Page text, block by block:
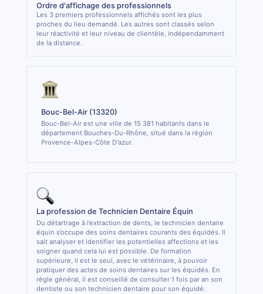
Ordre d'affichage des professionnels
Les 3 premiers professionnels affichés sont les plus
proches du lieu demandé. Les autres sont classés selon
leur réactivité et leur niveau de clientèle, indépendamment
de la distance.
Bouc-Bel-Air (13320)
Bouc-Bel-Air est une ville de 15 381 habitants dans le
département Bouches-Du-Rhône, situé dans la région
Provence-Alpes-Côte D'azur.
La profession de Technicien Dentaire Équin
Du détartrage à l’extraction de dents, le technicien dentaire
équin s’occupe des soins dentaires courants des équidés. Il
sait analyser et identifier les potentielles affections et les
soigner quand cela lui est possible. De formation
supérieure, il est le seul, avec le vétérinaire, à pouvoir
pratiquer des actes de soins dentaires sur les équidés. En
règle général, il est conseillé de consulter 1 fois par an son
dentiste ou son technicien dentaire pour son équidé.